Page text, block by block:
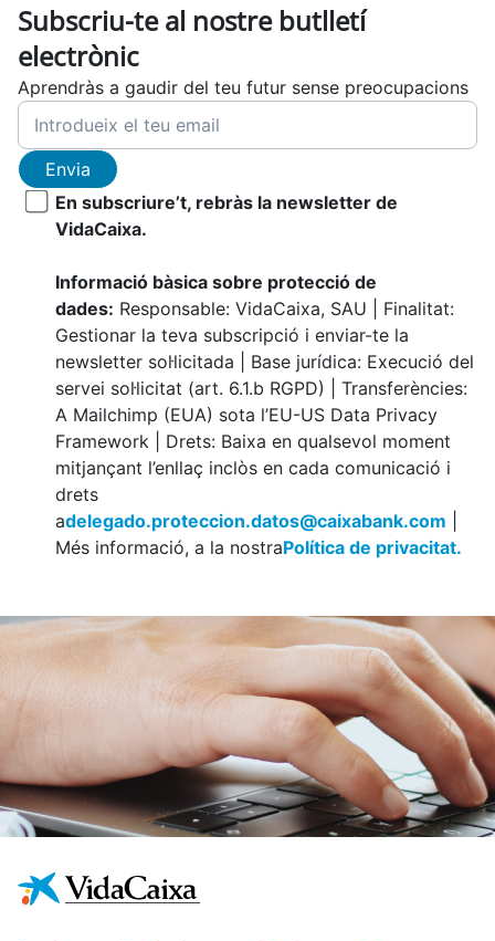
Subscriu-te al nostre butlletí
electrònic
Aprendràs a gaudir del teu futur sense preocupacions
Envia
En subscriure’t, rebràs la newsletter de
VidaCaixa.
Informació bàsica sobre protecció de
dades: Responsable: VidaCaixa, SAU | Finalitat:
Gestionar la teva subscripció i enviar-te la
newsletter sol·licitada | Base jurídica: Execució del
servei sol·licitat (art. 6.1.b RGPD) | Transferències:
A Mailchimp (EUA) sota l’EU-US Data Privacy
Framework | Drets: Baixa en qualsevol moment
mitjançant l’enllaç inclòs en cada comunicació i
drets
adelegado.proteccion.datos@caixabank.com
Més informació, a la nostraPolítica de privacitat.